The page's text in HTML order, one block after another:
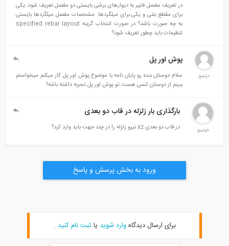
در تعریف مفصل فایبر به دیوارهای برشی بایستی دو مفصل تعریف شود، یکی
برای مقطع بتنی و یکی برای میلگردها. مشخصات مفصل میلگردها بایستی
به چه صورت باشد؟ در صورت انتخاب گزینه specified rebar layout
تنظیمات باید چطور تعریف شود؟
پوش اور پل
سلام دوستان بنده رو پایان نامه با موضوع پوش اور پل کار میکنم میخواستم
ببینم از دوستان کسی هست تو پوش اور پل تجربه داشته باشه؟
0پاسخ
بارگذاری بار زلزله در قاب دو بعدی
در قاب دو بعدی xz نیرو زلزله را در چند جهت باید وارد کرد؟
ورود به بخش پرسش و پاسخ
برای ارسال دیدگاهوارد شویدیاثبت نام کنید.